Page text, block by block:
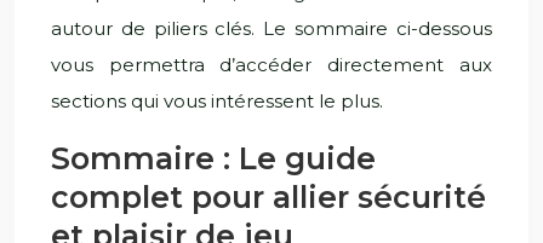
autour de piliers clés. Le sommaire ci-dessous
vous permettra d’accéder directement aux
sections qui vous intéressent le plus.
Sommaire : Le guide
complet pour allier sécurité
et plaisir de jeu